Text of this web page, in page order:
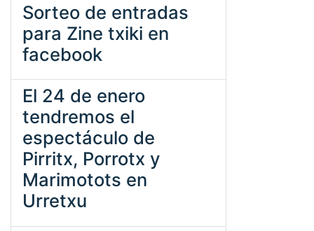
Sorteo de entradas
para Zine txiki en
facebook
El 24 de enero
tendremos el
espectáculo de
Pirritx, Porrotx y
Marimotots en
Urretxu